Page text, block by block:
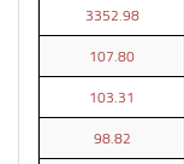
3352.98
107.80
103.31
98.82